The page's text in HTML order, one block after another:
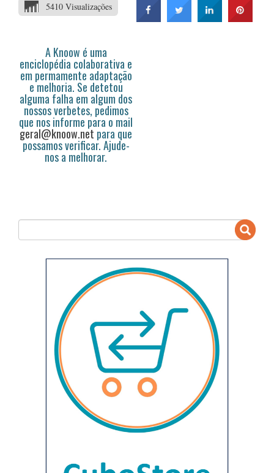
5410 Visualizações
A Knoow é uma
enciclopédia colaborativa e
em permamente adaptação
e melhoria. Se detetou
alguma falha em algum dos
nossos verbetes, pedimos
que nos informe para o mail
geral@knoow.net para que
possamos verificar. Ajude-
nos a melhorar.